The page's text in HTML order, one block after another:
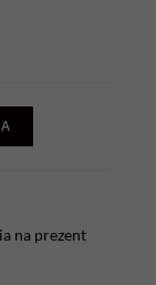
na prezent